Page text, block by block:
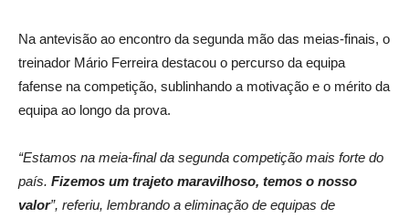
Na antevisão ao encontro da segunda mão das meias-finais, o
treinador Mário Ferreira destacou o percurso da equipa
fafense na competição, sublinhando a motivação e o mérito da
equipa ao longo da prova.
“Estamos na meia-final da segunda competição mais forte do
país. Fizemos um trajeto maravilhoso, temos o nosso
valor”, referiu, lembrando a eliminação de equipas de